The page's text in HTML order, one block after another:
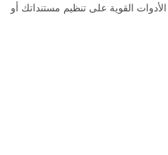
القوية على تنظيم مستنداتك أو